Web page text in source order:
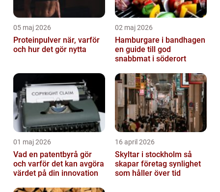
05 maj 2026
Proteinpulver när, varför
och hur det gör nytta
02 maj 2026
Hamburgare i bandhagen
en guide till god
snabbmat i söderort
01 maj 2026
Vad en patentbyrå gör
och varför det kan avgöra
värdet på din innovation
16 april 2026
Skyltar i stockholm så
skapar företag synlighet
som håller över tid